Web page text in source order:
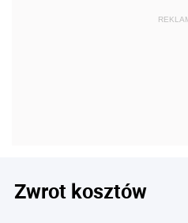
Zwrot kosztów